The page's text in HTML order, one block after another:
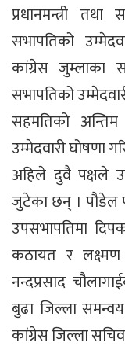
प्रधानमन्त्री
सभापतिको
कांग्रेस
सभापतिको
सहमतिको
उम्मेदवारी घोषणा
अहिले दुवै पक्षले
जुटेका छन् । पौडेल
उपसभापतिमा
कठायत र लक्ष्मण
नन्दप्रसाद
बुढा जिल्ला
कांग्रेस जिल्ला